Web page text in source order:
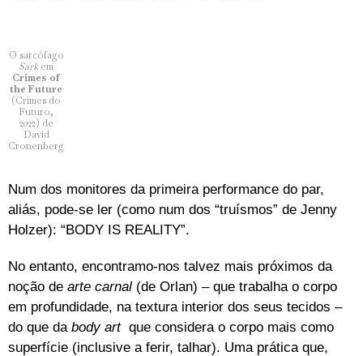
O sarcófago
Sarkem
Crimes of
the Future
(Crimes do
Futuro,
2022) de
David
Cronenberg
Num dos monitores da primeira performance do par,
aliás, pode-se ler (como num dos “truísmos” de Jenny
Holzer): “BODY IS REALITY”.
No entanto, encontramo-nos talvez mais próximos da
noção de arte carnal (de Orlan) – que trabalha o corpo
em profundidade, na textura interior dos seus tecidos –
do que da body art que considera o corpo mais como
superfície (inclusive a ferir, talhar). Uma prática que,